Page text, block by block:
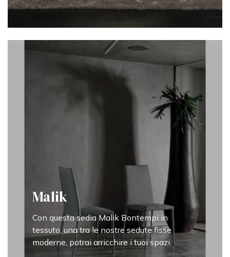
Malik
Con questa sedia Malik Bontempi in
tessuto, una tra le nostre sedute fisse
moderne, potrai arricchire i tuoi spazi.